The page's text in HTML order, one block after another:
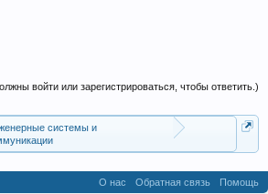
войти или зарегистрироваться, чтобы ответить.)
системы и
О нас Обратная связь Помощь